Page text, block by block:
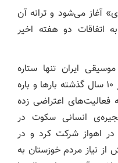
آغاز می‌شود و ترانه آن
اتفاقات دو هفته اخیر
ایران تنها ستاره
موسیقی پاپ داخل ایرات است که در ۱۰ سال گذشته بارها و باره
اعتراضی زده
بار سال ۱۳۹۲ در زنجیره‌‌ی انسانی سکوت در
در اهواز شرکت کرد و در
از نیاز مردم خوزستان به